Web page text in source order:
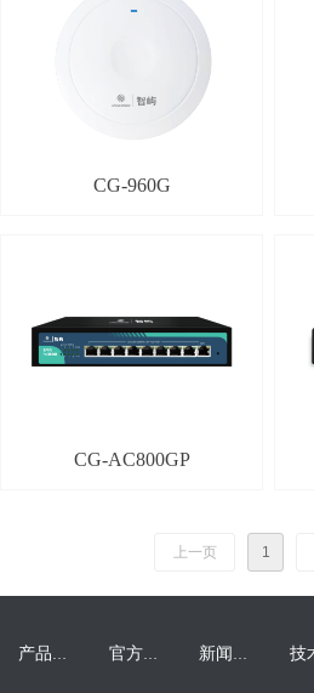
CG-960G
CG-AC800GP
上一页 1
产品中心 官方旗舰店 新闻资讯